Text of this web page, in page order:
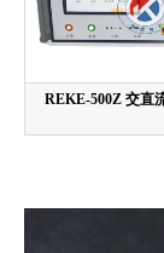
REKE-500Z 交直